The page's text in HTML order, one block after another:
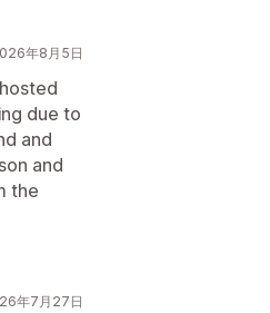
年8月5日
due to
and
and
the
年7月27日